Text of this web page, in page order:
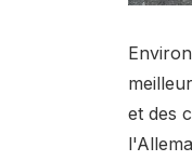
et des